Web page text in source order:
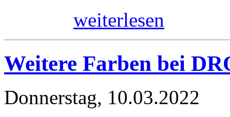
weiterlesen
Weitere Farben bei
Donnerstag, 10.03.2022